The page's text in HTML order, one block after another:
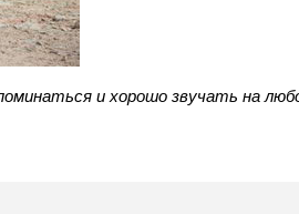
и хорошо звучать на